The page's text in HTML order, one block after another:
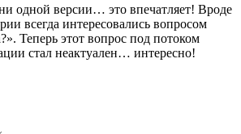
одной версии… это впечатляет! Вроде
всегда интересовались вопросом
Теперь этот вопрос под потоком
стал неактуален… интересно!